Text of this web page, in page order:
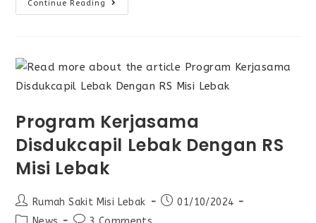
Continue Reading
Program Kerjasama
Disdukcapil Lebak Dengan RS
Misi Lebak
Rumah Sakit Misi Lebak
01/10/2024